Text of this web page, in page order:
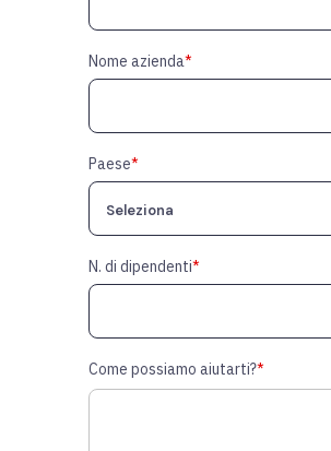
Nome azienda*
Paese*
N. di dipendenti*
Come possiamo aiutarti?*